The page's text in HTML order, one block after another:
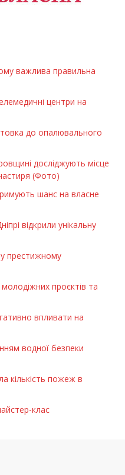
важлива правильна
центри на
до опалювального
досліджують місце
(Фото)
шанс на власне
відкрили унікальну
у престижному
проєктів та
впливати на
водної безпеки
кількість пожеж в
клас